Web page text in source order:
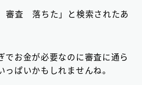
融
融 28
審査 落ちた」と検索されたあ
でお金が必要なのに審査に通ら
っぱいかもしれませんね。